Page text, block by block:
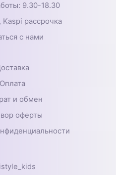
9.30-18.30
Kaspi рассрочка
с нами
Оплата
и обмен
оферты